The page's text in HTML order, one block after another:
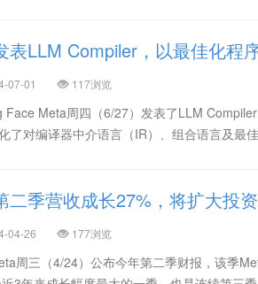
表LLM Compiler，以最佳化程
07-01 117浏览
Face Meta周四（6/27）发表了LLM
了对编译器中介语言（IR）、组合语言及最
二季营收成长27%，将扩大投
04-26 177浏览
周三（4/24）公布今年第二季财报，该季